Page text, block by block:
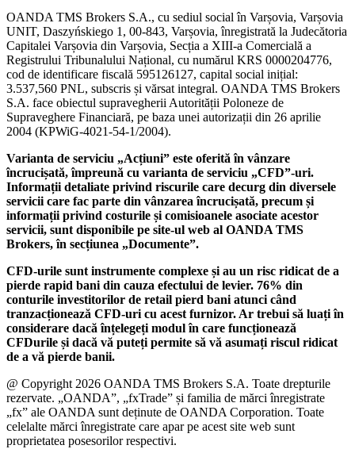
OANDA TMS Brokers S.A., cu sediul social în Varșovia, Varșovia
UNIT, Daszyńskiego 1, 00-843, Varșovia, înregistrată la Judecătoria
Capitalei Varșovia din Varșovia, Secția a XIII-a Comercială a
Registrului Tribunalului Național, cu numărul KRS 0000204776,
cod de identificare fiscală 595126127, capital social inițial:
3.537,560 PNL, subscris și vărsat integral. OANDA TMS Brokers
S.A. face obiectul supravegherii Autorității Poloneze de
Supraveghere Financiară, pe baza unei autorizații din 26 aprilie
2004 (KPWiG-4021-54-1/2004).
Varianta de serviciu „Acțiuni” este oferită în vânzare
încrucișată, împreună cu varianta de serviciu „CFD”-uri.
Informații detaliate privind riscurile care decurg din diversele
servicii care fac parte din vânzarea încrucișată, precum și
informații privind costurile și comisioanele asociate acestor
servicii, sunt disponibile pe site-ul web al OANDA TMS
Brokers, în secțiunea „Documente”.
CFD-urile sunt instrumente complexe și au un risc ridicat de a
pierde rapid bani din cauza efectului de levier. 76% din
conturile investitorilor de retail pierd bani atunci când
tranzacționează CFD-uri cu acest furnizor. Ar trebui să luați în
considerare dacă înțelegeți modul în care funcționează
CFDurile și dacă vă puteți permite să vă asumați riscul ridicat
de a vă pierde banii.
@ Copyright 2026 OANDA TMS Brokers S.A. Toate drepturile
rezervate. „OANDA”, „fxTrade” și familia de mărci înregistrate
„fx” ale OANDA sunt deținute de OANDA Corporation. Toate
celelalte mărci înregistrate care apar pe acest site web sunt
proprietatea posesorilor respectivi.